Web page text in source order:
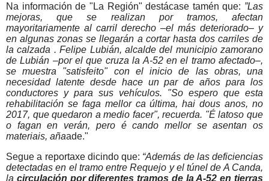
Na información de "La Región" destácase tamén que: ”Las
mejoras, que se realizan por tramos, afectan
mayoritariamente al carril derecho –el más deteriorado– y
en algunas zonas se llegarán a cortar hasta dos carriles de
la calzada . Felipe Lubián, alcalde del municipio zamorano
de Lubián –por el que cruza la A-52 en el tramo afectado–,
se muestra "satisfeito" con el inicio de las obras, una
necesidad latente desde hace un par de años para los
conductores y para sus vehículos. "So espero que esta
rehabilitación se faga mellor ca última, hai dous anos, no
2017, que quedaron a medio facer", recuerda. "É latoso que
o fagan en verán, pero é cando mellor se asentan os
materiais, añaade."
Segue a reportaxe dicindo que: “Además de las deficiencias
detectadas en el tramo entre Requejo y el túnel de A Canda,
la circulación por diferentes tramos de la A-52 en tierras